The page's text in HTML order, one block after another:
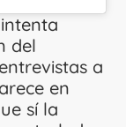
del
a
en
sí la